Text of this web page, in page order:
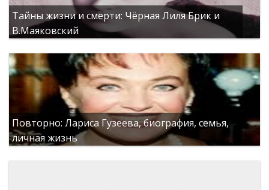
Тайны жизни и смерти: Чёрная Лиля Брик и
В.Маяковский
Повторно: Лариса Гузеева, биография, семья,
личная жизнь